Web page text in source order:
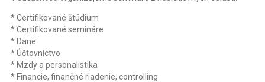
* Certifikované štúdium
* Certifikované semináre
* Dane
* Účtovníctvo
* Mzdy a personalistika
* Financie, finančné riadenie, controlling